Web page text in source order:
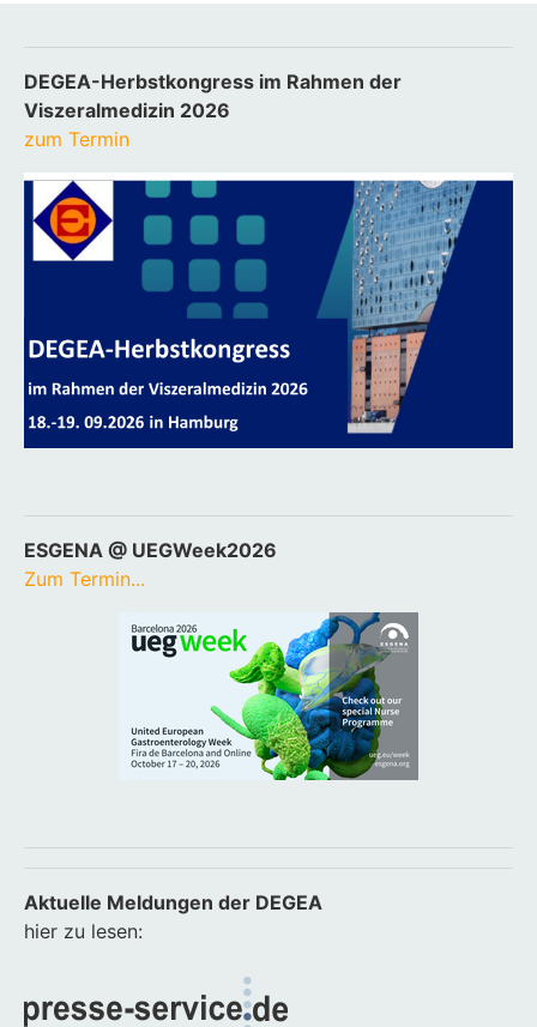
DEGEA-Herbstkongress im Rahmen der
Viszeralmedizin 2026
zum Termin
ESGENA @ UEGWeek2026
Zum Termin...
Aktuelle Meldungen der DEGEA
hier zu lesen: